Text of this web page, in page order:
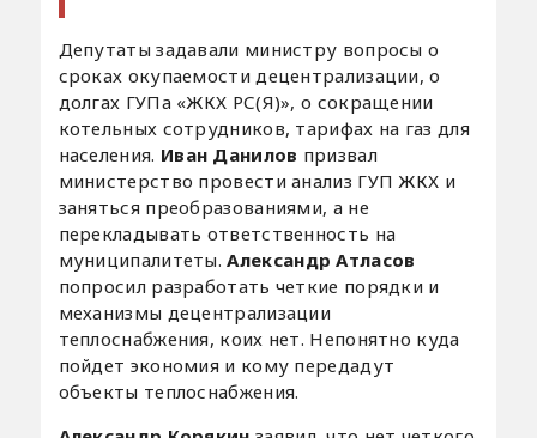
Депутаты задавали министру вопросы о
сроках окупаемости децентрализации, о
долгах ГУПа «ЖКХ РС(Я)», о сокращении
котельных сотрудников, тарифах на газ для
населения. Иван Данилов призвал
министерство провести анализ ГУП ЖКХ и
заняться преобразованиями, а не
перекладывать ответственность на
муниципалитеты.Александр Атласов
попросил разработать четкие порядки и
механизмы децентрализации
теплоснабжения, коих нет. Непонятно куда
пойдет экономия и кому передадут
объекты теплоснабжения.